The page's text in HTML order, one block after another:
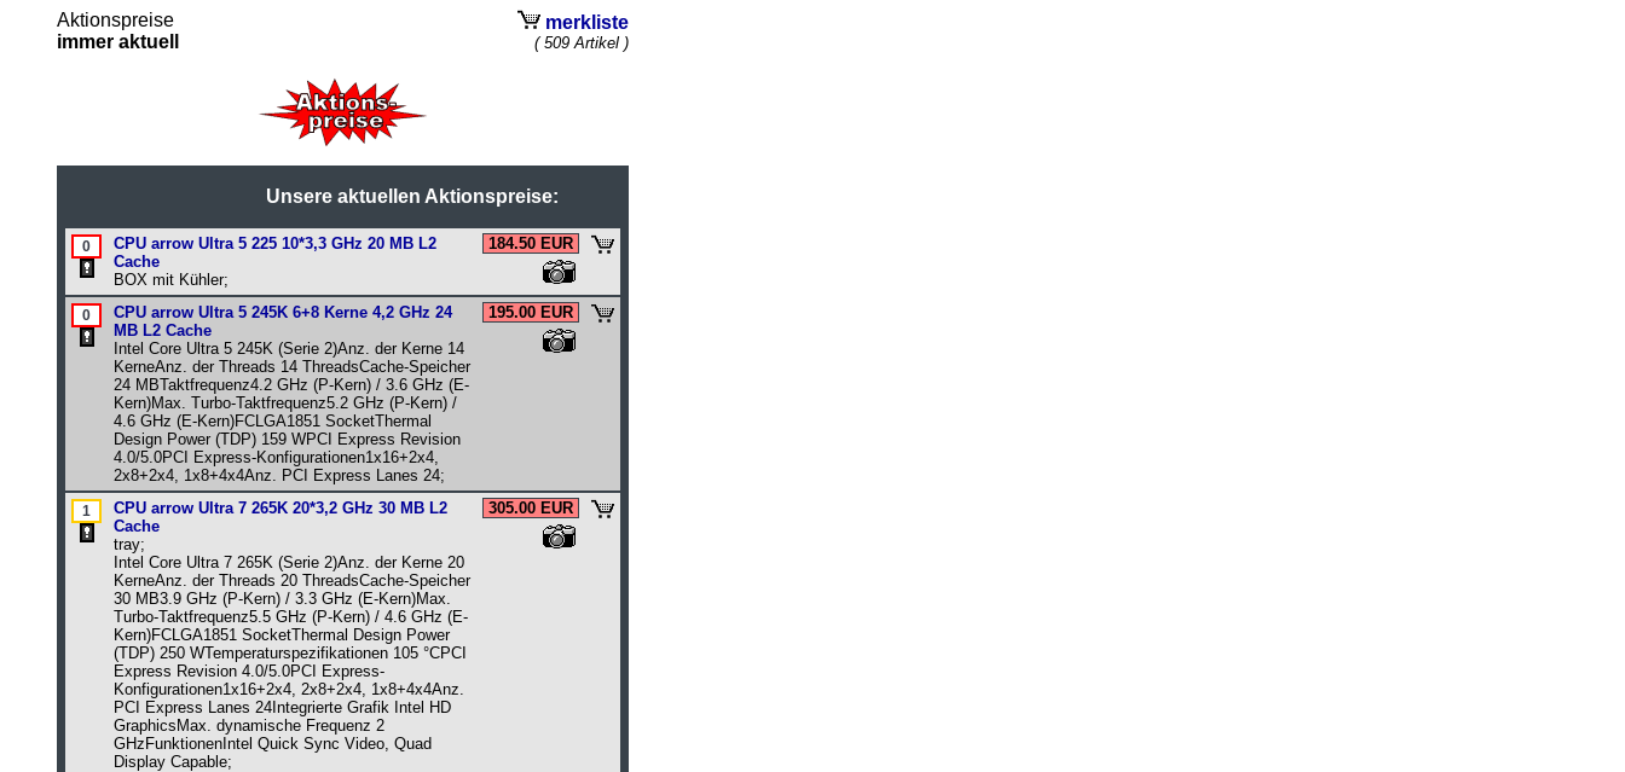
Aktionspreise
immer aktuell
merkliste
( 509 Artikel )
Unsere aktuellen Aktionspreise:
CPU arrow Ultra 5 225 10*3,3 GHz 20 MB L2
Cache
BOX mit Kühler;
184.50 EUR
CPU arrow Ultra 5 245K 6+8 Kerne 4,2 GHz 24
MB L2 Cache
Intel Core Ultra 5 245K (Serie 2)Anz. der Kerne 14
KerneAnz. der Threads 14 ThreadsCache-Speicher
24 MBTaktfrequenz4.2 GHz (P-Kern) / 3.6 GHz (E-
Kern)Max. Turbo-Taktfrequenz5.2 GHz (P-Kern) /
4.6 GHz (E-Kern)FCLGA1851 SocketThermal
Design Power (TDP) 159 WPCI Express Revision
4.0/5.0PCI Express-Konfigurationen1x16+2x4,
2x8+2x4, 1x8+4x4Anz. PCI Express Lanes 24;
195.00 EUR
CPU arrow Ultra 7 265K 20*3,2 GHz 30 MB L2
Cache
tray;
Intel Core Ultra 7 265K (Serie 2)Anz. der Kerne 20
KerneAnz. der Threads 20 ThreadsCache-Speicher
30 MB3.9 GHz (P-Kern) / 3.3 GHz (E-Kern)Max.
Turbo-Taktfrequenz5.5 GHz (P-Kern) / 4.6 GHz (E-
Kern)FCLGA1851 SocketThermal Design Power
(TDP) 250 WTemperaturspezifikationen 105 °CPCI
Express Revision 4.0/5.0PCI Express-
Konfigurationen1x16+2x4, 2x8+2x4, 1x8+4x4Anz.
PCI Express Lanes 24Integrierte Grafik Intel HD
GraphicsMax. dynamische Frequenz 2
GHzFunktionenIntel Quick Sync Video, Quad
Display Capable;
305.00 EUR